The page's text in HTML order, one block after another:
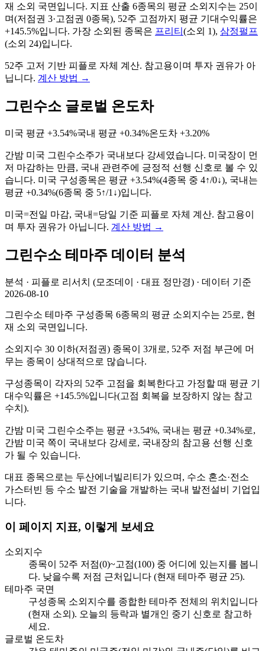
재 소외 국면입니다. 지표 산출 6종목의 평균 소외지수는 25이
며(저점권 3·고점권 0종목), 52주 고점까지 평균 기대수익률은
+145.5%입니다. 가장 소외된 종목은 프리티 (소외 1), 삼정펄프
(소외 24)입니다.
52주 고저 기반 피플로 자체 계산. 참고용이며 투자 권유가 아
닙니다. 계산 방법 →
그린수소 글로벌 온도차
미국 평균 +3.54%국내 평균 +0.34%온도차 +3.20%
간밤 미국 그린수소주가 국내보다 강세였습니다. 미국장이 먼
저 마감하는 만큼, 국내 관련주에 긍정적 선행 신호로 볼 수 있
습니다. 미국 구성종목은 평균 +3.54%(4종목 중 4↑/0↓), 국내는
평균 +0.34%(6종목 중 5↑/1 ↓)입니다.
미국=전일 마감, 국내=당일 기준 피플로 자체 계산. 참고용이
며 투자 권유가 아닙니다. 계산 방법 →
그린수소 테마주 데이터 분석
분석 · 피플로 리서치 (모조데이 · 대표 정만경) · 데이터 기준
2026-08-10
그린수소 테마주 구성종목 6종목의 평균 소외지수는 25로, 현
재 소외 국면입니다.
소외지수 30 이하(저점권) 종목이 3개로, 52주 저점 부근에 머
무는 종목이 상대적으로 많습니다.
구성종목이 각자의 52주 고점을 회복한다고 가정할 때 평균 기
대수익률은 +145.5%입니다(고점 회복을 보장하지 않는 참고
수치).
간밤 미국 그린수소주는 평균 +3.54%, 국내는 평균 +0.34%로,
간밤 미국 쪽이 국내보다 강세로, 국내장의 참고용 선행 신호
가 될 수 있습니다.
대표 종목으로는 두산에너빌리티가 있으며, 수소 혼소·전소
가스터빈 등 수소 발전 기술을 개발하는 국내 발전설비 기업입
니다.
이 페이지 지표, 이렇게 보세요
소외지수
종목이 52주 저점(0)~고점(100) 중 어디에 있는지를 봅니
다. 낮을수록 저점 근처입니다 (현재 테마주 평균 25).
테마주 국면
구성종목 소외지수를 종합한 테마주 전체의 위치입니다
(현재 소외). 오늘의 등락과 별개인 중기 신호로 참고하
세요.
글로벌 온도차